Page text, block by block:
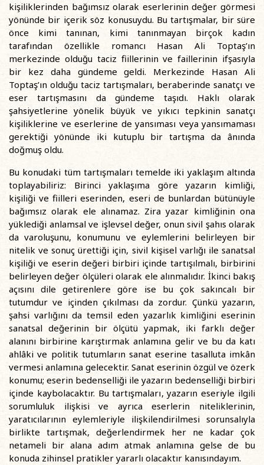
kişiliklerinden bağımsız olarak eserlerinin değer görmesi
yönünde bir içerik söz konusuydu. Bu tartışmalar, bir süre
önce kimi tanınan, kimi tanınmayan birçok kadın
tarafından özellikle romancı Hasan Ali Toptaş’ın
merkezinde olduğu taciz fiillerinin ve faillerinin ifşasıyla
bir kez daha gündeme geldi. Merkezinde Hasan Ali
Toptaş’ın olduğu taciz tartışmaları, beraberinde sanatçı ve
eser tartışmasını da gündeme taşıdı. Haklı olarak
şahsiyetlerine yönelik büyük ve yıkıcı tepkinin sanatçı
kişiliklerine ve eserlerine de yansıması veya yansımaması
gerektiği yönünde iki kutuplu bir tartışma da ânında
doğmuş oldu.
Bu konudaki tüm tartışmaları temelde iki yaklaşım altında
toplayabiliriz: Birinci yaklaşıma göre yazarın kimliği,
kişiliği ve fiilleri eserinden, eseri de bunlardan bütünüyle
bağımsız olarak ele alınamaz. Zira yazar kimliğinin ona
yüklediği anlamsal ve işlevsel değer, onun sivil şahıs olarak
da varoluşunu, konumunu ve eylemlerini belirleyen bir
nitelik ve sonuç ürettiği için, sivil kişisel varlığı ile sanatsal
kişiliği ve eserin değeri birbiri içinde tartışılmalı, birbirini
belirleyen değer ölçüleri olarak ele alınmalıdır. İkinci bakış
açısını dile getirenlere göre ise bu çok sakıncalı bir
tutumdur ve içinden çıkılması da zordur. Çünkü yazarın,
şahsi varlığını da temsil eden yazarlık kimliğini eserinin
sanatsal değerinin bir ölçütü yapmak, iki farklı değer
alanını birbirine karıştırmak anlamına gelir ve bu da katı
ahlâki ve politik tutumların sanat eserine tasalluta imkân
vermesi anlamına gelecektir. Sanat eserinin özgül ve özerk
konumu; eserin bedenselliği ile yazarın bedenselliği birbiri
içinde kaybolacaktır. Bu tartışmaları, yazarın eseriyle ilgili
sorumluluk ilişkisi ve ayrıca eserlerin niteliklerinin,
yaratıcılarının eylemleriyle ilişkilendirilmesi sorunsalıyla
birlikte tartışmak, değerlendirmek her ne kadar çok
netameli bir alana adım atmak anlamına gelse de bu
konuda zihinsel pratikler yararlı olacaktır kanısındayım.